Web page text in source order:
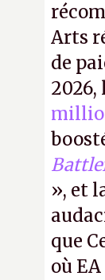
Arts
de
», et
que
où